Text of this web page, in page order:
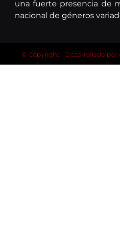
una fuerte presencia de
nacional de géneros
© Copyright - Desarrollado por